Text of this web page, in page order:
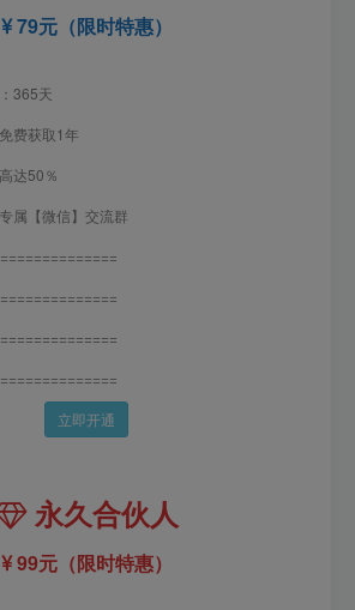
79元（限时特惠）
365天
费获取1年
达50％
属【微信】交流群
立即开通
永久合伙人
99元（限时特惠）